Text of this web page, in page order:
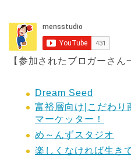
【参加されたブロガーさん
Dream Seed
富裕層向け|こだわり
マーケッター！
め～んずスタジオ
楽しくなければ生き